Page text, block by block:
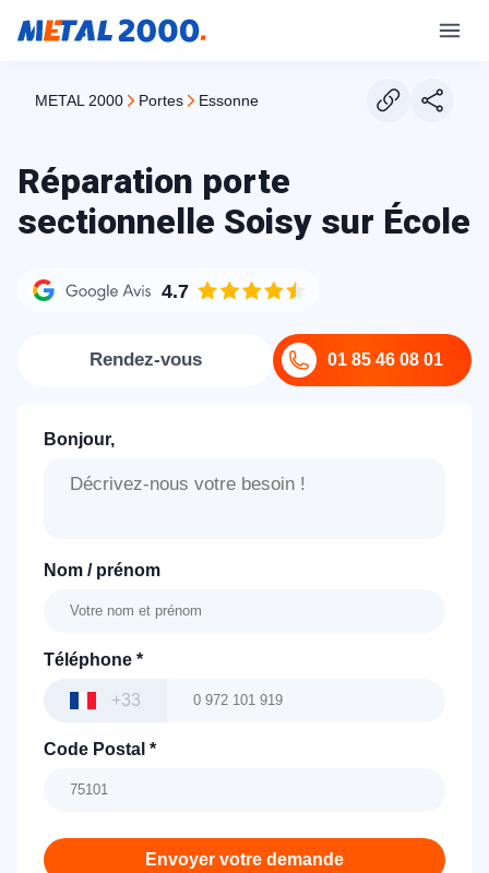
METAL 2000 portes essonne
Réparation porte
sectionnelle Soisy sur École
4.7
01 85 46 08 01
Rendez-vous
Bonjour,
Nom / prénom
Téléphone *
+33
Code Postal *
Envoyer votre demande